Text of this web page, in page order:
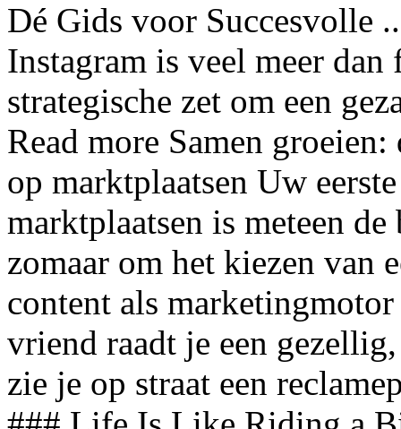
Dé Gids voor Succesvolle
Instagram is veel meer dan
strategische zet om een
Read more Samen
op marktplaatsen Uw
marktplaatsen is meteen
zomaar om het kiezen van
content als
vriend raadt je een
zie je op straat een